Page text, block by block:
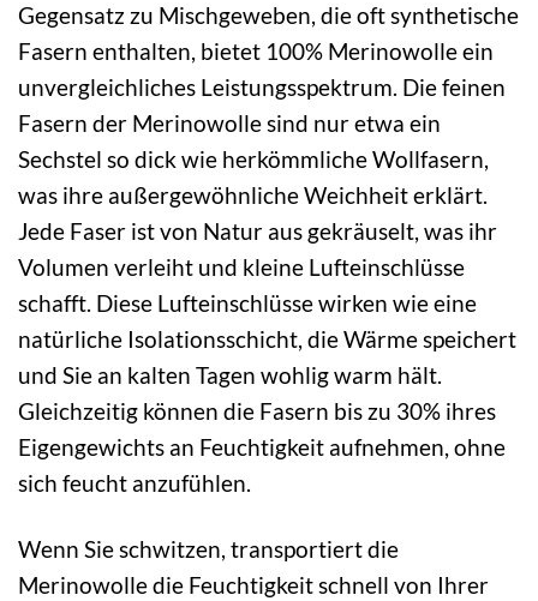
Gegensatz zu Mischgeweben, die oft synthetische
Fasern enthalten, bietet 100% Merinowolle ein
unvergleichliches Leistungsspektrum. Die feinen
Fasern der Merinowolle sind nur etwa ein
Sechstel so dick wie herkömmliche Wollfasern,
was ihre außergewöhnliche Weichheit erklärt.
Jede Faser ist von Natur aus gekräuselt, was ihr
Volumen verleiht und kleine Lufteinschlüsse
schafft. Diese Lufteinschlüsse wirken wie eine
natürliche Isolationsschicht, die Wärme speichert
und Sie an kalten Tagen wohlig warm hält.
Gleichzeitig können die Fasern bis zu 30% ihres
Eigengewichts an Feuchtigkeit aufnehmen, ohne
sich feucht anzufühlen.
Wenn Sie schwitzen, transportiert die
Merinowolle die Feuchtigkeit schnell von Ihrer